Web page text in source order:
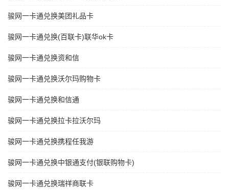
骏网一卡通兑换美团礼品卡
骏网一卡通兑换(百联卡)联华ok卡
骏网一卡通兑换资和信
骏网一卡通兑换沃尔玛购物卡
骏网一卡通兑换和信通
骏网一卡通兑换拉卡拉沃尔玛
骏网一卡通兑换携程任我游
骏网一卡通兑换中银通支付(银联购物卡)
骏网一卡通兑换瑞祥商联卡